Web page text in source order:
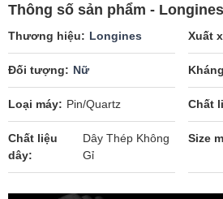
Thông số sản phẩm -
Thương hiệu Longines Xuất
Đối tượng Nữ
Loại máy Pin/Quartz Chất
Chất liệu
dây
Dây Thép Không
Gỉ
Size